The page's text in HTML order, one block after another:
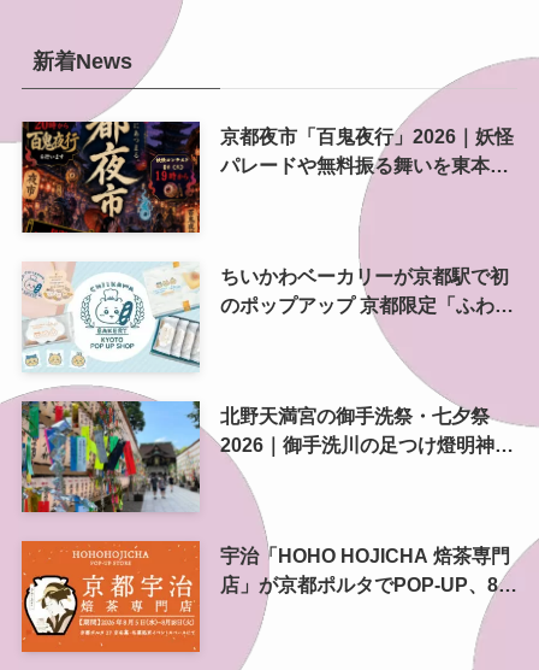
新着News
京都夜市「百鬼夜行」2026｜妖怪
パレードや無料振る舞いを東本願
ちいかわベーカリーが京都駅で初
のポップアップ 京都限定「ふわふ
わおたべキャラメル」も、8月13
北野天満宮の御手洗祭・七夕祭
2026｜御手洗川の足つけ燈明神事
で涼む夏の夜
宇治「HOHO HOJICHA 焙茶専門
店」が京都ポルタでPOP-UP、8月
5日から14日間